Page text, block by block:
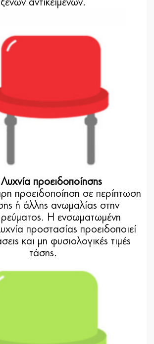
ξένων αντικειμένων.
Λυχνία προειδοποίησης
προειδοποίηση σε περίπτωση
ή άλλης ανωμαλίας στην
Η ενσωματωμένη
προστασίας προειδοποιεί
και μη φυσιολογικές τιμές
τάσης.